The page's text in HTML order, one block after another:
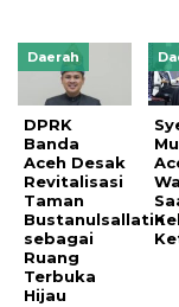
Daerah
DPRK
Banda
Aceh Desak
Revitalisasi
Taman
Bustanulsallatin
sebagai
Ruang
Terbuka
Hijau